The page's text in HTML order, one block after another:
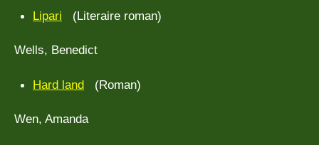
Lipari (Literaire roman)
Wells, Benedict
Hard land (Roman)
Wen, Amanda